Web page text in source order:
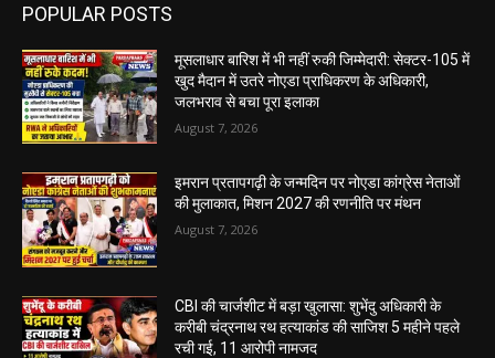
POPULAR POSTS
मूसलाधार बारिश में भी नहीं रुकी जिम्मेदारी: सेक्टर-105 में
खुद मैदान में उतरे नोएडा प्राधिकरण के अधिकारी,
जलभराव से बचा पूरा इलाका
August 7, 2026
इमरान प्रतापगढ़ी के जन्मदिन पर नोएडा कांग्रेस नेताओं
की मुलाकात, मिशन 2027 की रणनीति पर मंथन
August 7, 2026
CBI की चार्जशीट में बड़ा खुलासा: शुभेंदु अधिकारी के
करीबी चंद्रनाथ रथ हत्याकांड की साजिश 5 महीने पहले
रची गई, 11 आरोपी नामजद